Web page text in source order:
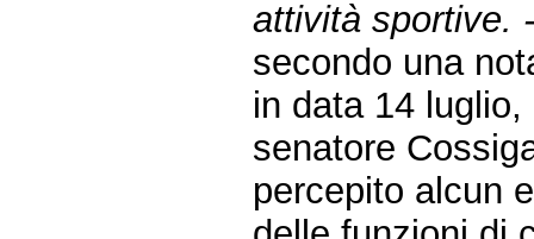
attività sportive.
secondo una
in data 14
senatore
percepito alcun